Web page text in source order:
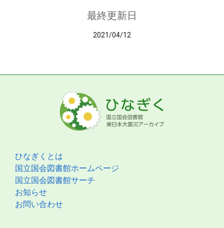
最終更新日
2021/04/12
ひなぎくとは
国立国会図書館ホームページ
国立国会図書館サーチ
お知らせ
お問い合わせ